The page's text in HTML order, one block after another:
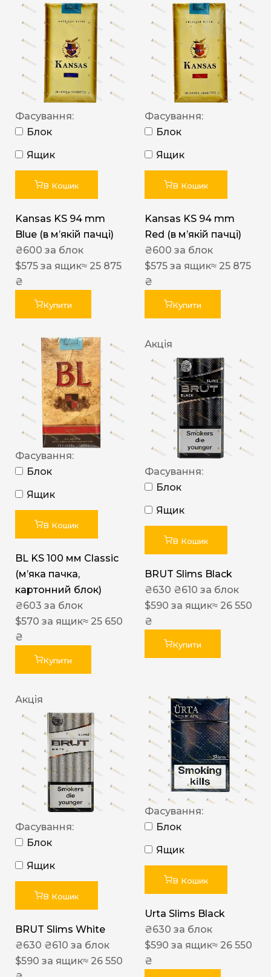
Фасування:
Блок
Ящик
В Кошик
Kansas KS 94 mm
Blue (в мʼякій пачці)
₴600 за блок
$575 за ящик≈ 25 875
₴
Купити
Фасування:
Блок
Ящик
В Кошик
Kansas KS 94 mm
Red (в мʼякій пачці)
₴600 за блок
$575 за ящик≈ 25 875
₴
Купити
Фасування:
Блок
Ящик
В Кошик
BL KS 100 мм Classic
(м’яка пачка,
картонний блок)
₴603 за блок
$570 за ящик≈ 25 650
₴
Купити
Акція
Фасування:
Блок
Ящик
В Кошик
BRUT Slims Black
₴630 ₴610 за блок
$590 за ящик≈ 26 550
₴
Купити
Акція
Фасування:
Блок
Ящик
В Кошик
BRUT Slims White
₴630 ₴610 за блок
$590 за ящик≈ 26 550
Фасування:
Блок
Ящик
В Кошик
Urta Slims Black
₴630 за блок
$590 за ящик≈ 26 550
₴